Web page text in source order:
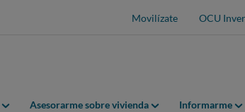
Movilízate OCU
Asesorarme sobre vivienda Informarme